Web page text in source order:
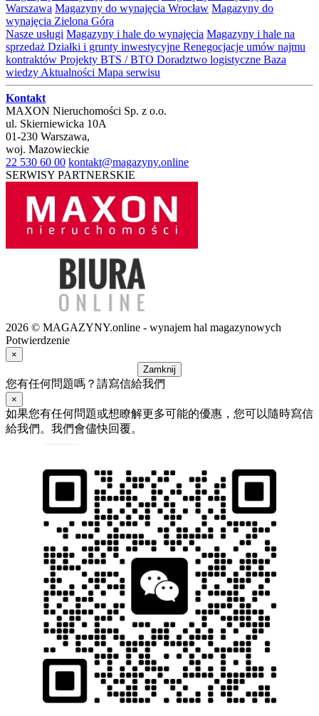
Warszawa Magazyny do wynajęcia Wrocław Magazyny do
wynajęcia Zielona Góra
Nasze usługi Magazyny i hale do wynajęcia Magazyny i hale na
sprzedaż Działki i grunty inwestycyjne Renegocjacje umów najmu
kontraktów Projekty BTS / BTO Doradztwo logistyczne Baza
wiedzy Aktualności Mapa serwisu
Kontakt
MAXON Nieruchomości Sp. z o.o.
ul. Skierniewicka 10A
01-230 Warszawa,
woj. Mazowieckie
22 530 60 00 kontakt@magazyny.online
SERWISY PARTNERSKIE
2026 © MAGAZYNY.online - wynajem hal magazynowych
Potwierdzenie
×
Zamknij
您有任何問題嗎？請寫信給我們
×
如果您有任何問題或想瞭解更多可能的優惠，您可以隨時寫信
給我們。我們會儘快回覆。